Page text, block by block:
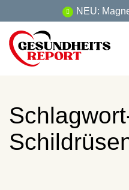
Inhalt
springen
NEU: